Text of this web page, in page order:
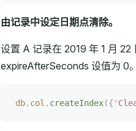
由记录中设定日期点清除。
设置 A 记录在 2019 年 1 月
expireAfterSeconds 设值为 0。
db. col . createIndex({"